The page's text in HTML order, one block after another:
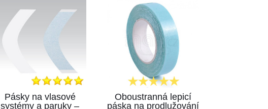
Pásky na vlasové
systémy a paruky –
Oboustranná lepicí
páska na prodlužování